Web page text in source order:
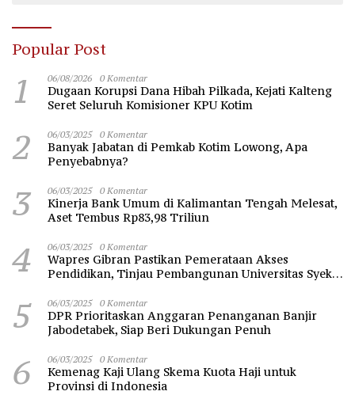
Popular Post
1 06/08/2026 0 Komentar
Dugaan Korupsi Dana Hibah Pilkada, Kejati Kalteng
Seret Seluruh Komisioner KPU Kotim
2 06/03/2025 0 Komentar
Banyak Jabatan di Pemkab Kotim Lowong, Apa
Penyebabnya?
3 06/03/2025 0 Komentar
Kinerja Bank Umum di Kalimantan Tengah Melesat,
Aset Tembus Rp83,98 Triliun
4 06/03/2025 0 Komentar
Wapres Gibran Pastikan Pemerataan Akses
Pendidikan, Tinjau Pembangunan Universitas Syekh
5 06/03/2025 0 Komentar
DPR Prioritaskan Anggaran Penanganan Banjir
Jabodetabek, Siap Beri Dukungan Penuh
6 06/03/2025 0 Komentar
Kemenag Kaji Ulang Skema Kuota Haji untuk
Provinsi di Indonesia